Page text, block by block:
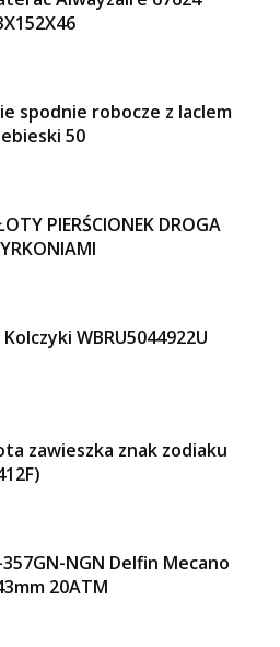
spodnie robocze z laclem
50
PIERŚCIONEK DROGA
WBRU5044922U
zawieszka znak zodiaku
NGN Delfin Mecano
20ATM